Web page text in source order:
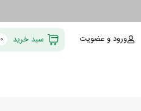
ورود و عضویت سبد خرید 0